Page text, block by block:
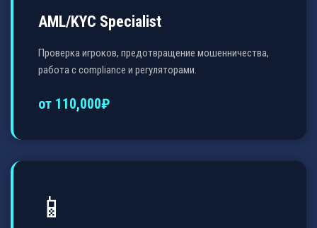
AML/KYC Specialist
Проверка игроков, предотвращение мошенничества,
работа с compliance и регуляторами.
от 110,000₽
📱